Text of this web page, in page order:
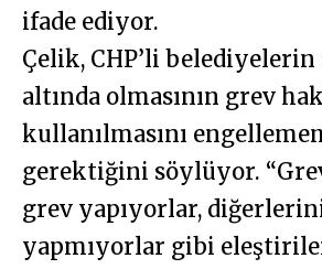
ifade ediyor.
Çelik, CHP’li belediyelerin
altında olmasının grev
kullanılmasını
gerektiğini söylüyor.
grev yapıyorlar,
yapmıyorlar gibi